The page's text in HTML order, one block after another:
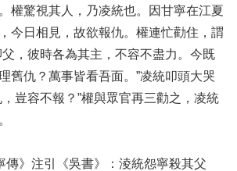
權驚視其人，乃凌統也。因甘寧在江夏
今日相見，故欲報仇。權連忙勸住，謂
，彼時各為其主，不容不盡力。今既
舊仇？萬事皆看吾面。”凌統叩頭大哭
豈容不報？”權與眾官再三勸之，凌統
傳》注引《吳書》：淩統怨寧殺其父